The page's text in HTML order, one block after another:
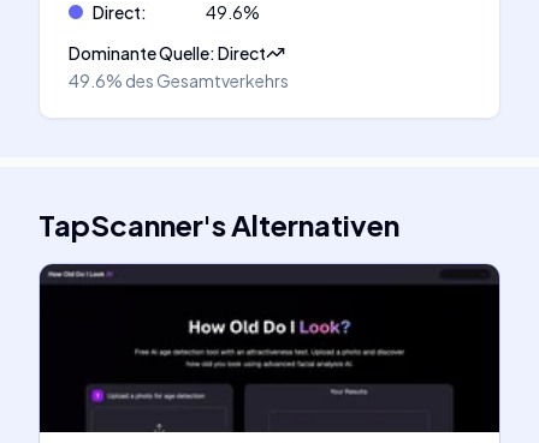
Direct: 49.6%
Dominante Quelle:Direct
49.6% des Gesamtverkehrs
TapScanner'sAlternativen